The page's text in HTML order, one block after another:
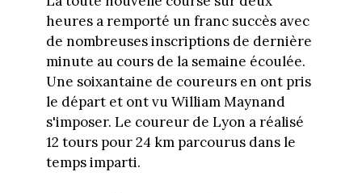
heures a remporté un franc succès avec
de nombreuses inscriptions de dernière
minute au cours de la semaine écoulée.
Une soixantaine de coureurs en ont pris
le départ et ont vu William Maynand
s'imposer. Le coureur de Lyon a réalisé
12 tours pour 24 km parcourus dans le
temps imparti.